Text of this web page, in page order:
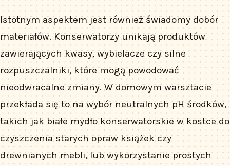
Istotnym aspektem jest również świadomy dobór
materiałów. Konserwatorzy unikają produktów
zawierających kwasy, wybielacze czy silne
rozpuszczalniki, które mogą powodować
nieodwracalne zmiany. W domowym warsztacie
przekłada się to na wybór neutralnych pH środków,
takich jak białe mydło konserwatorskie w kostce do
czyszczenia starych opraw książek czy
drewnianych mebli, lub wykorzystanie prostych